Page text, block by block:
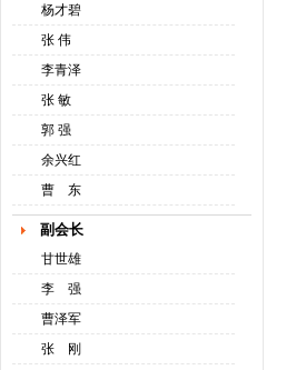
杨才碧
张 伟
李青泽
张 敏
郭 强
余兴红
曹 东
副会长
甘世雄
李 强
曹泽军
张 刚